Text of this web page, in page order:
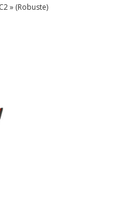
» (Robuste)